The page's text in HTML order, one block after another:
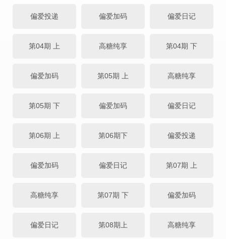
偏爱投递 偏爱加码 偏爱日记
第04期 上 高糖纯享 第04期 下
偏爱加码 第05期 上 高糖纯享
第05期 下 偏爱加码 偏爱日记
第06期 上 第06期下 偏爱投递
偏爱加码 偏爱日记 第07期 上
高糖纯享 第07期 下 偏爱加码
偏爱日记 第08期上 高糖纯享